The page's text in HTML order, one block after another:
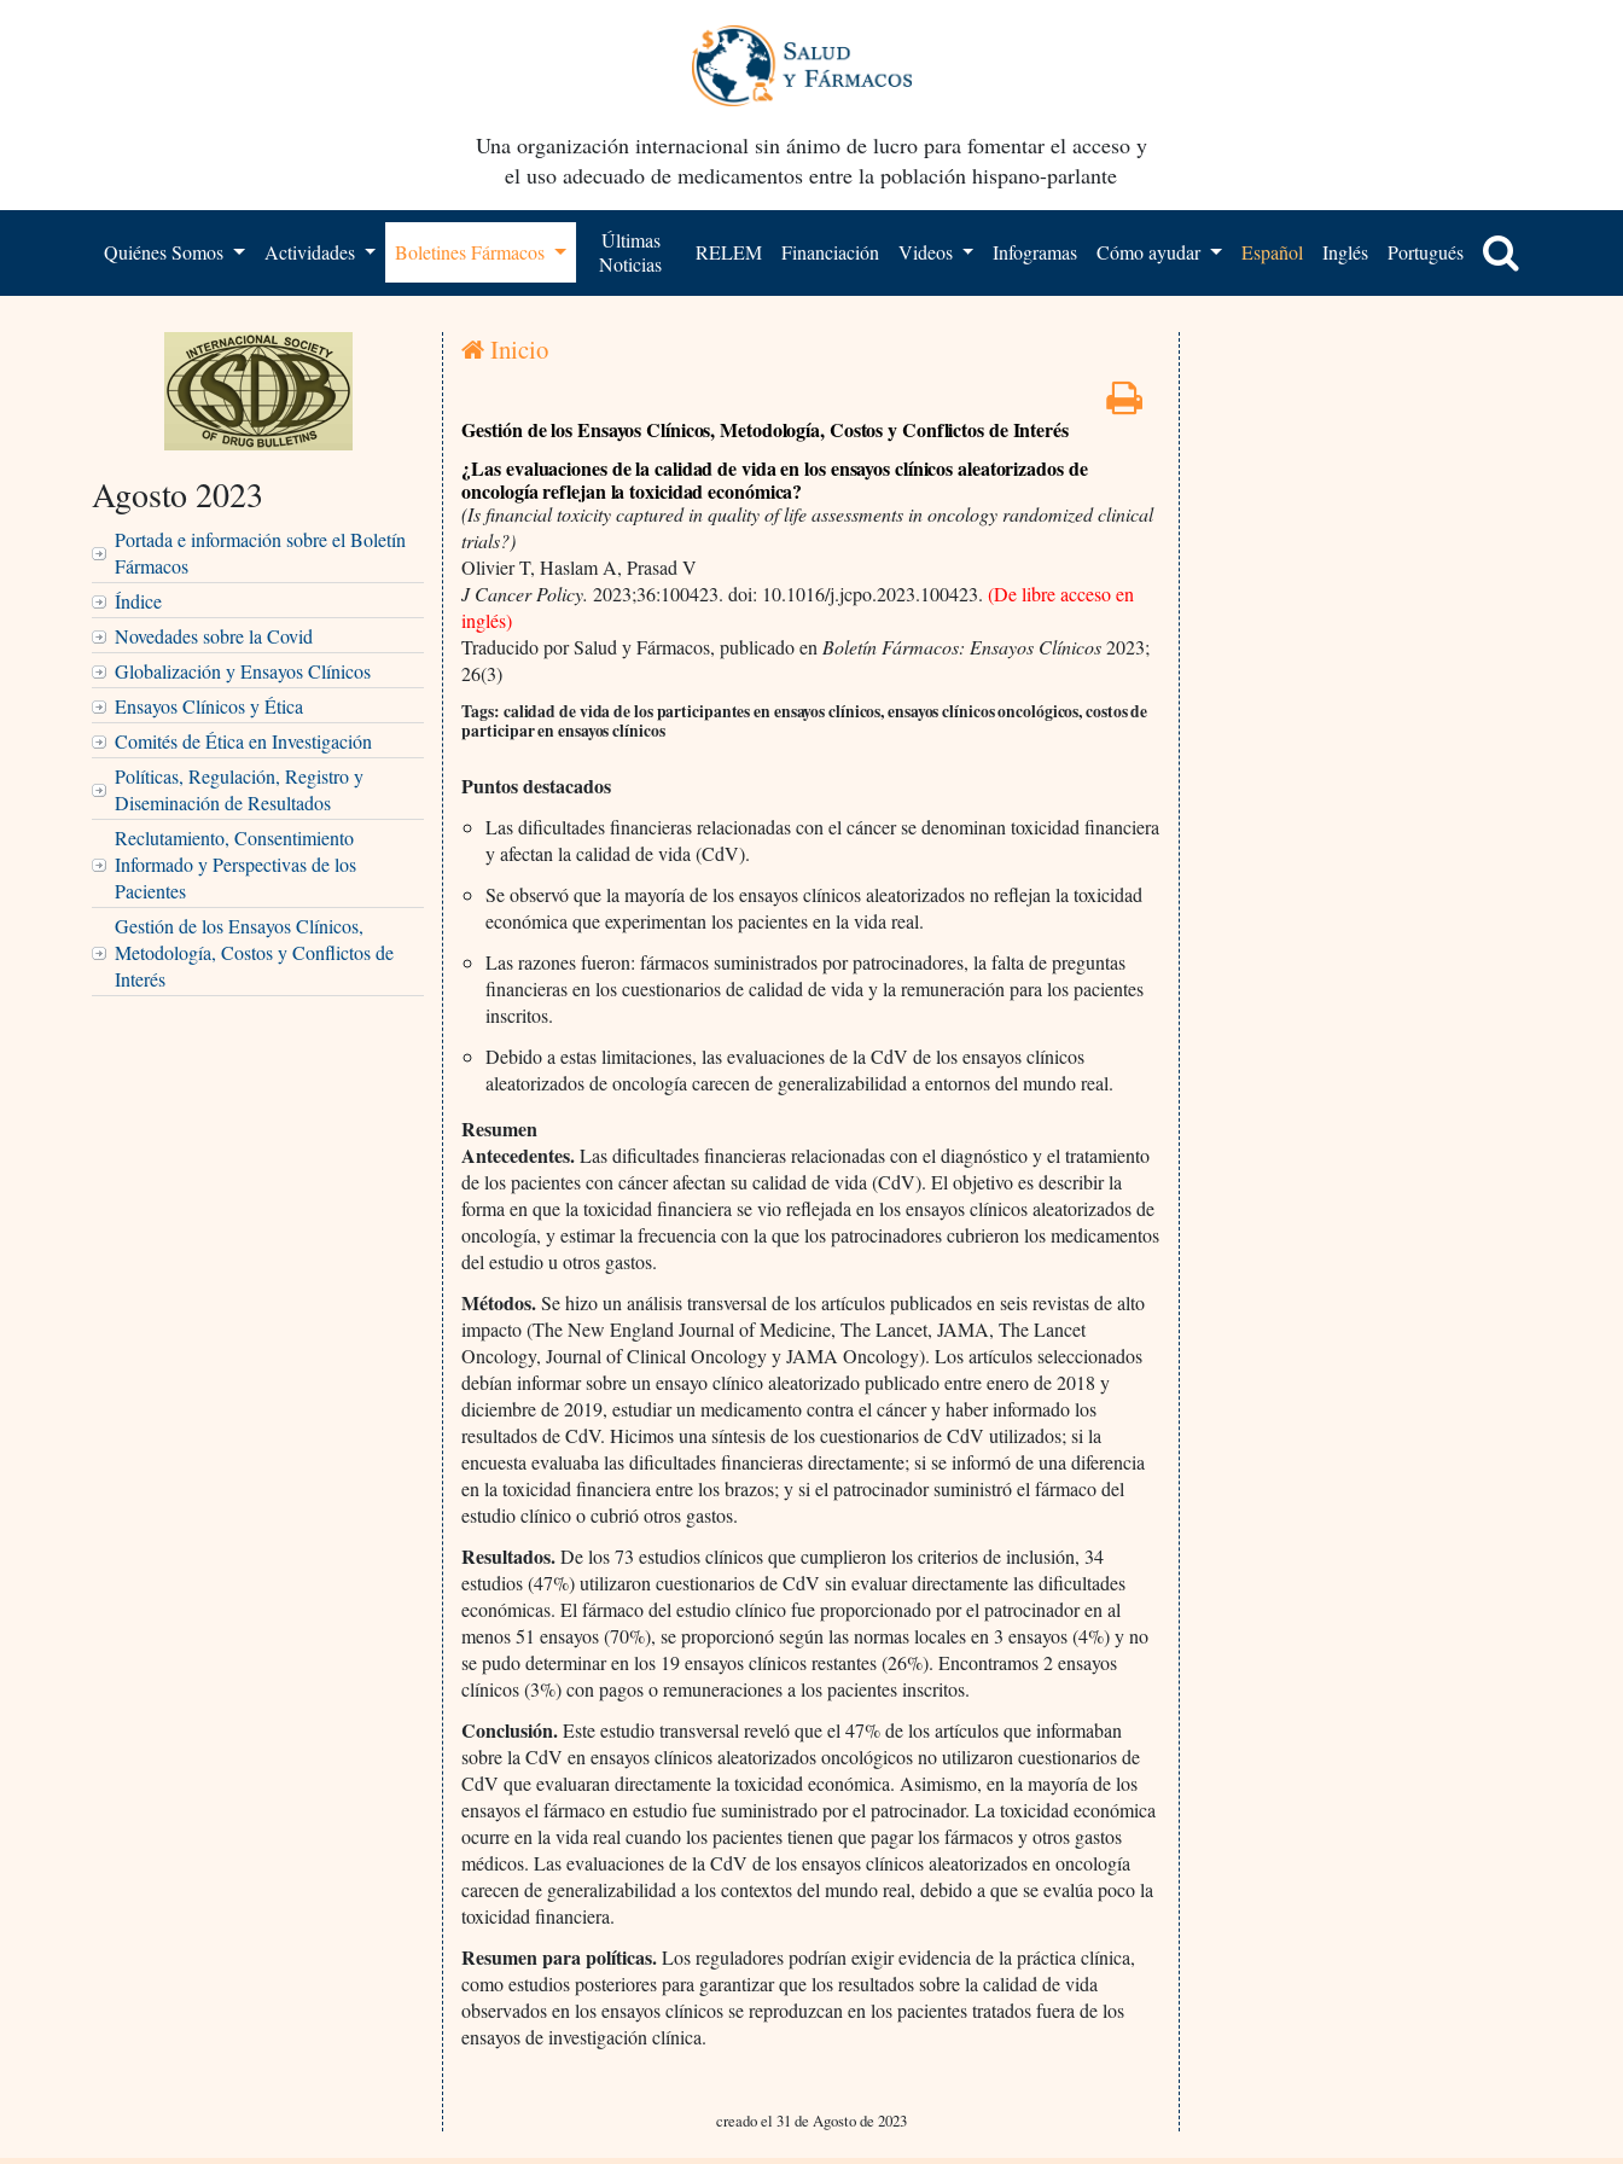
Una organización internacional sin ánimo de lucro para fomentar el acceso y
el uso adecuado de medicamentos entre la población hispano-parlante
Quiénes Somos Actividades Boletines Fármacos
Últimas
Noticias
RELEM Financiación Videos Infogramas Cómo ayudar Español Inglés Portugués
Agosto 2023
Portada e información sobre el Boletín
Fármacos
Índice
Novedades sobre la Covid
Globalización y Ensayos Clínicos
Ensayos Clínicos y Ética
Comités de Ética en Investigación
Políticas, Regulación, Registro y
Diseminación de Resultados
Reclutamiento, Consentimiento
Informado y Perspectivas de los
Pacientes
Gestión de los Ensayos Clínicos,
Metodología, Costos y Conflictos de
Interés
Inicio
Gestión de los Ensayos Clínicos, Metodología, Costos y Conflictos de Interés
¿Las evaluaciones de la calidad de vida en los ensayos clínicos aleatorizados de
oncología reflejan la toxicidad económica?
(Is financial toxicity captured in quality of life assessments in oncology randomized clinical
trials?)
Olivier T, Haslam A, Prasad V
J Cancer Policy. 2023;36:100423. doi: 10.1016/j.jcpo.2023.100423.(De libre acceso en
inglés)
Traducido por Salud y Fármacos, publicado enBoletín Fármacos: Ensayos Clínicos2023;
26(3)
Tags: calidad de vida de los participantes en ensayos clínicos, ensayos clínicos oncológicos, costos de
participar en ensayos clínicos
Puntos destacados
Las dificultades financieras relacionadas con el cáncer se denominan toxicidad financiera
y afectan la calidad de vida (CdV).
Se observó que la mayoría de los ensayos clínicos aleatorizados no reflejan la toxicidad
económica que experimentan los pacientes en la vida real.
Las razones fueron: fármacos suministrados por patrocinadores, la falta de preguntas
financieras en los cuestionarios de calidad de vida y la remuneración para los pacientes
inscritos.
Debido a estas limitaciones, las evaluaciones de la CdV de los ensayos clínicos
aleatorizados de oncología carecen de generalizabilidad a entornos del mundo real.
Resumen
Antecedentes.Las dificultades financieras relacionadas con el diagnóstico y el tratamiento
de los pacientes con cáncer afectan su calidad de vida (CdV). El objetivo es describir la
forma en que la toxicidad financiera se vio reflejada en los ensayos clínicos aleatorizados de
oncología, y estimar la frecuencia con la que los patrocinadores cubrieron los medicamentos
del estudio u otros gastos.
Métodos.Se hizo un análisis transversal de los artículos publicados en seis revistas de alto
impacto (The New England Journal of Medicine, The Lancet, JAMA, The Lancet
Oncology, Journal of Clinical Oncology y JAMA Oncology). Los artículos seleccionados
debían informar sobre un ensayo clínico aleatorizado publicado entre enero de 2018 y
diciembre de 2019, estudiar un medicamento contra el cáncer y haber informado los
resultados de CdV. Hicimos una síntesis de los cuestionarios de CdV utilizados; si la
encuesta evaluaba las dificultades financieras directamente; si se informó de una diferencia
en la toxicidad financiera entre los brazos; y si el patrocinador suministró el fármaco del
estudio clínico o cubrió otros gastos.
Resultados.De los 73 estudios clínicos que cumplieron los criterios de inclusión, 34
estudios (47%) utilizaron cuestionarios de CdV sin evaluar directamente las dificultades
económicas. El fármaco del estudio clínico fue proporcionado por el patrocinador en al
menos 51 ensayos (70%), se proporcionó según las normas locales en 3 ensayos (4%) y no
se pudo determinar en los 19 ensayos clínicos restantes (26%). Encontramos 2 ensayos
clínicos (3%) con pagos o remuneraciones a los pacientes inscritos.
Conclusión.Este estudio transversal reveló que el 47% de los artículos que informaban
sobre la CdV en ensayos clínicos aleatorizados oncológicos no utilizaron cuestionarios de
CdV que evaluaran directamente la toxicidad económica. Asimismo, en la mayoría de los
ensayos el fármaco en estudio fue suministrado por el patrocinador. La toxicidad económica
ocurre en la vida real cuando los pacientes tienen que pagar los fármacos y otros gastos
médicos. Las evaluaciones de la CdV de los ensayos clínicos aleatorizados en oncología
carecen de generalizabilidad a los contextos del mundo real, debido a que se evalúa poco la
toxicidad financiera.
Resumen para políticas.Los reguladores podrían exigir evidencia de la práctica clínica,
como estudios posteriores para garantizar que los resultados sobre la calidad de vida
observados en los ensayos clínicos se reproduzcan en los pacientes tratados fuera de los
ensayos de investigación clínica.
creado el 31 de Agosto de 2023